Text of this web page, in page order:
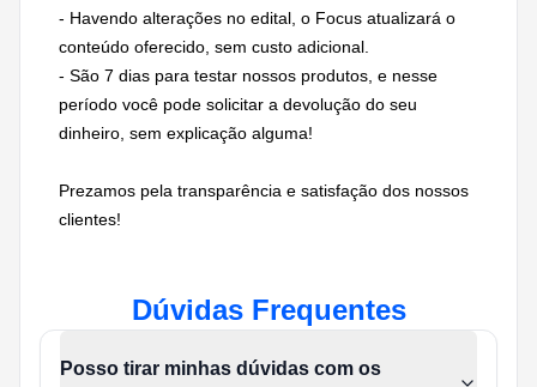
- Havendo alterações no edital, o Focus atualizará o
conteúdo oferecido, sem custo adicional.
- São 7 dias para testar nossos produtos, e nesse
período você pode solicitar a devolução do seu
dinheiro, sem explicação alguma!
Prezamos pela transparência e satisfação dos nossos
clientes!
Dúvidas Frequentes
Posso tirar minhas dúvidas com os